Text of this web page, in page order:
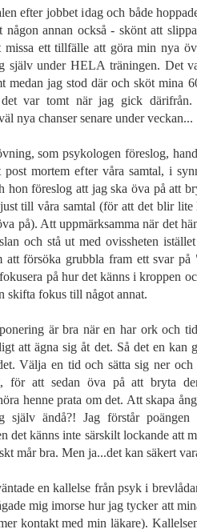
efter jobbet idag och både
annan också - skönt att
missa ett tillfälle att göra min nya
själv under HELA träningen. Det
medan jag stod där och sköt mina
var tomt när jag gick
nya chanser senare under veckan...
som psykologen föreslog,
mortem efter våra samtal, i
hon föreslog att jag ska öva på att
till våra samtal (för att det blir lite
på). Att uppmärksamma när det
och stå ut med ovissheten
att försöka grubbla fram ett svar
på hur det känns i kroppen
skifta fokus till något annat.
är bra när en har ork och
att ägna sig åt det. Så det en kan
Välja en tid och sätta sig ner
för att sedan öva på att bryta
henne prata om det. Att skapa
själv ändå?! Jag förstår
det känns inte särskilt lockande att
mår bra. Men ja...det kan säkert
en kallelse från psyk i
mig imorse hur jag tycker att
kontakt med min läkare).